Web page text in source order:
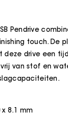
Pendrive
touch. De
drive een
van stof en
8.1 mm